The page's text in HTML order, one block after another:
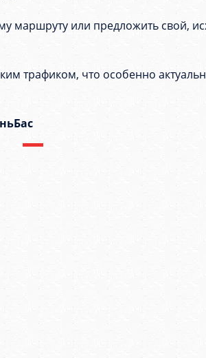
маршруту или предложить свой,
трафиком, что особенно